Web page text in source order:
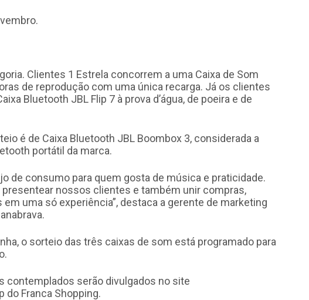
Clientes 1 Estrela concorrem a uma Caixa de Som
de reprodução com uma única recarga. Já os clientes
Bluetooth JBL Flip 7 à prova d’água, de poeira e de
é de Caixa Bluetooth JBL Boombox 3, considerada a
portátil da marca.
de consumo para quem gosta de música e praticidade.
nossos clientes e também unir compras,
uma só experiência”, destaca a gerente de marketing
o sorteio das três caixas de som está programado para
contemplados serão divulgados no site
do Franca Shopping.